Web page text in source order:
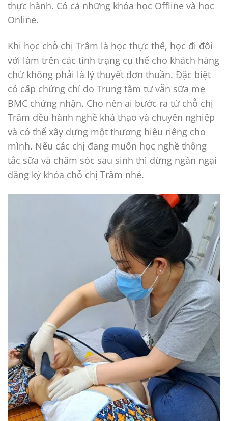
thực hành. Có cả những khóa học Offline và học
Online.
Khi học chỗ chị Trâm là học thực thế, học đi đôi
với làm trên các tình trạng cụ thể cho khách hàng
chứ không phải là lý thuyết đơn thuần. Đặc biệt
có cấp chứng chỉ do Trung tâm tư vẫn sữa mẹ
BMC chứng nhận. Cho nên ai bước ra từ chỗ chị
Trâm đều hành nghề khá thạo và chuyên nghiệp
và có thể xây dựng một thương hiệu riêng cho
mình. Nếu các chị đang muốn học nghề thông
tắc sữa và chăm sóc sau sinh thì đừng ngần ngại
đăng ký khóa chỗ chị Trâm nhé.